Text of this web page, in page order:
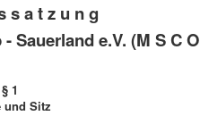
s a t z u n g
e.V. (M S C
§ 1
und Sitz